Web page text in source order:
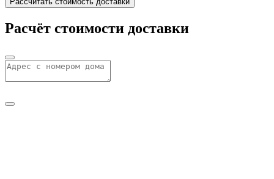
Расчёт стоимости доставки